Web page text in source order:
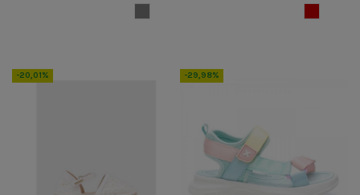
-20,01% -29,98%